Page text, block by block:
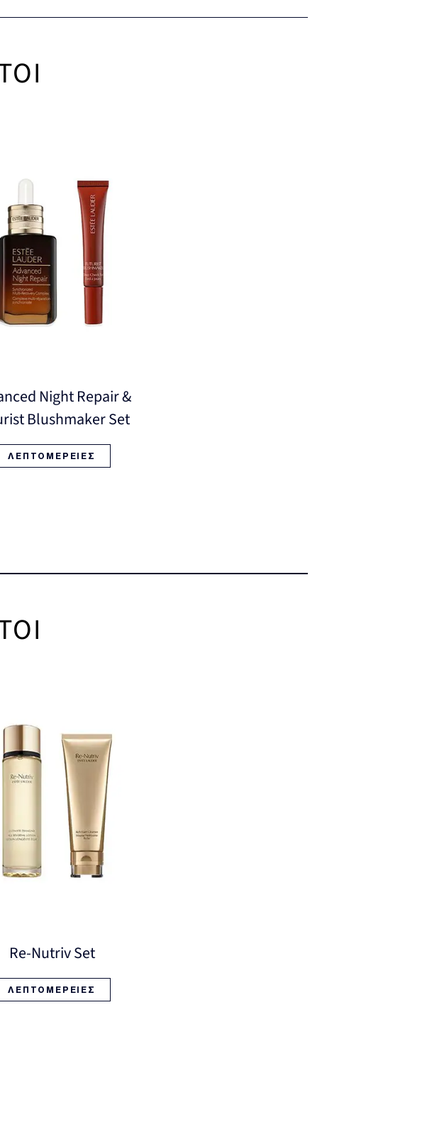
Night Repair &
Blushmaker Set
ΛΕΠΤΟΜΕΡΕΙΕΣ
Re-Nutriv Set
ΛΕΠΤΟΜΕΡΕΙΕΣ